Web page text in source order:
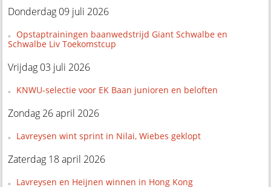
Donderdag 09 juli 2026
Opstaptrainingen baanwedstrijd Giant Schwalbe en
Schwalbe Liv Toekomstcup
Vrijdag 03 juli 2026
KNWU-selectie voor EK Baan junioren en beloften
Zondag 26 april 2026
Lavreysen wint sprint in Nilai, Wiebes geklopt
Zaterdag 18 april 2026
Lavreysen en Heijnen winnen in Hong Kong